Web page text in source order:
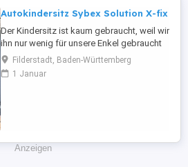
Ohne ...
Autokindersitz Sybex Solution X-fix
Der Kindersitz ist kaum gebraucht, weil wir
ihn nur wenig für unsere Enkel gebraucht
haben. Ist in sehr gutem Zustand.
Filderstadt, Baden-Württemberg
1 Januar
Anzeigen